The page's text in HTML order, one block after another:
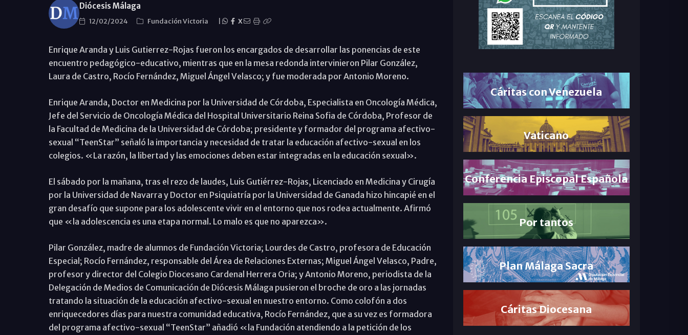
Diócesis Málaga
12/02/2024 Fundación Victoria X
Enrique Aranda y Luis Gutierrez-Rojas fueron los encargados de desarrollar las ponencias de este
encuentro pedagógico-educativo, mientras que en la mesa redonda intervinieron Pilar González,
Laura de Castro, Rocío Fernández, Miguel Ángel Velasco; y fue moderada por Antonio Moreno.
Enrique Aranda, Doctor en Medicina por la Universidad de Córdoba, Especialista en Oncología Médica,
Jefe del Servicio de Oncología Médica del Hospital Universitario Reina Sofia de Córdoba, Profesor de
la Facultad de Medicina de la Universidad de Córdoba; presidente y formador del programa afectivo-
sexual “TeenStar” señaló la importancia y necesidad de tratar la educación afectivo-sexual en los
colegios. «La razón, la libertad y las emociones deben estar integradas en la educación sexual».
El sábado por la mañana, tras el rezo de laudes, Luis Gutiérrez-Rojas, Licenciado en Medicina y Cirugía
por la Universidad de Navarra y Doctor en Psiquiatría por la Universidad de Ganada hizo hincapié en el
gran desafío que supone para los adolescente vivir en el entorno que nos rodea actualmente. Afirmó
que «la adolescencia es una etapa normal. Lo malo es que no aparezca».
Pilar González, madre de alumnos de Fundación Victoria; Lourdes de Castro, profesora de Educación
Especial; Rocío Fernández, responsable del Área de Relaciones Externas; Miguel Ángel Velasco, Padre,
profesor y director del Colegio Diocesano Cardenal Herrera Oria; y Antonio Moreno, periodista de la
Delegación de Medios de Comunicación de Diócesis Málaga pusieron el broche de oro a las jornadas
tratando la situación de la educación afectivo-sexual en nuestro entorno. Como colofón a dos
enriquecedores días para nuestra comunidad educativa, Rocío Fernández, que a su vez es formadora
del programa afectivo-sexual “TeenStar” añadió «la Fundación atendiendo a la petición de los
Cáritas con Venezuela
Vaticano
Conferencia Episcopal Española
Por tantos
Plan Málaga Sacra
Cáritas Diocesana